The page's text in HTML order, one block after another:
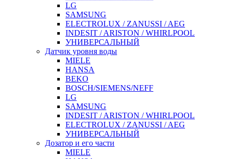
LG
SAMSUNG
ELECTROLUX / ZANUSSI / AEG
INDESIT / ARISTON / WHIRLPOOL
УНИВЕРСАЛЬНЫЙ
Датчик уровня воды
MIELE
HANSA
BEKO
BOSCH/SIEMENS/NEFF
LG
SAMSUNG
INDESIT / ARISTON / WHIRLPOOL
ELECTROLUX / ZANUSSI / AEG
УНИВЕРСАЛЬНЫЙ
Дозатор и его части
MIELE